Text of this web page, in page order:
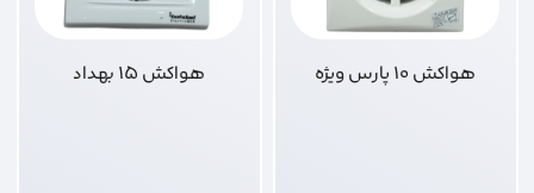
هواکش 10 پارس ویژه هواکش 15 بهداد